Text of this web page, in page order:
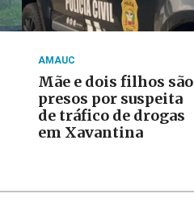
AMAUC
Mãe e dois filhos são
presos por suspeita
de tráfico de drogas
em Xavantina